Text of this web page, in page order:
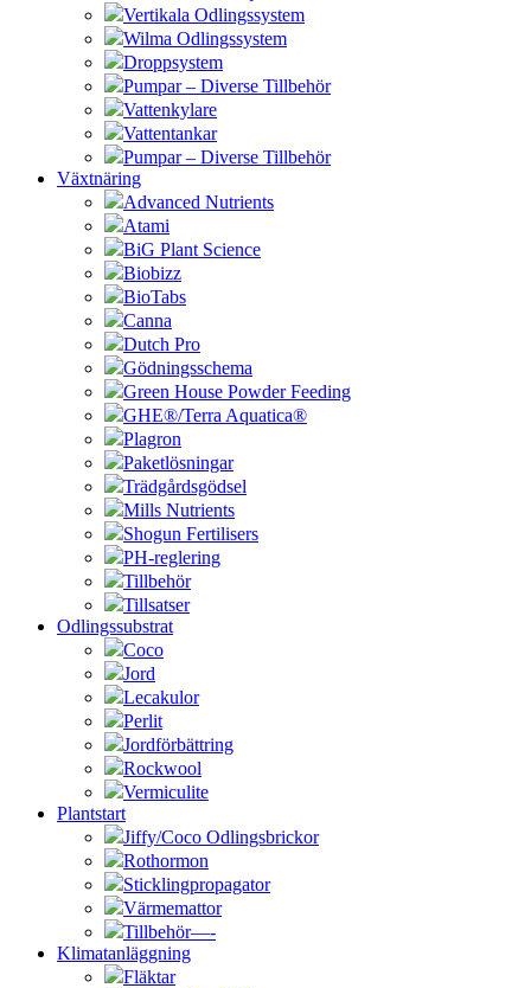
Vertikala Odlingssystem
Wilma Odlingssystem
Droppsystem
Pumpar – Diverse Tillbehör
Vattenkylare
Vattentankar
Pumpar – Diverse Tillbehör
Växtnäring
Advanced Nutrients
Atami
BiG Plant Science
Biobizz
BioTabs
Canna
Dutch Pro
Gödningsschema
Green House Powder Feeding
GHE®/Terra Aquatica®
Plagron
Paketlösningar
Trädgårdsgödsel
Mills Nutrients
Shogun Fertilisers
PH-reglering
Tillbehör
Tillsatser
Odlingssubstrat
Coco
Jord
Lecakulor
Perlit
Jordförbättring
Rockwool
Vermiculite
Plantstart
Jiffy/Coco Odlingsbrickor
Rothormon
Sticklingpropagator
Värmemattor
Tillbehör—-
Klimatanläggning
Fläktar